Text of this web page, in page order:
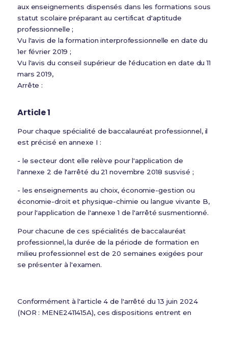
aux enseignements dispensés dans les formations sous
statut scolaire préparant au certificat d'aptitude
professionnelle ;
Vu l'avis de la formation interprofessionnelle en date du
1er février 2019 ;
Vu l'avis du conseil supérieur de l'éducation en date du 11
mars 2019,
Arrête :
Article 1
Pour chaque spécialité de baccalauréat professionnel, il
est précisé en annexe I :
- le secteur dont elle relève pour l'application de
l'annexe 2 de l'arrêté du 21 novembre 2018 susvisé ;
- les enseignements au choix, économie-gestion ou
économie-droit et physique-chimie ou langue vivante B,
pour l'application de l'annexe 1 de l'arrêté susmentionné.
Pour chacune de ces spécialités de baccalauréat
professionnel, la durée de la période de formation en
milieu professionnel est de 20 semaines exigées pour
se présenter à l'examen.
Conformément à l'article 4 de l'arrêté du 13 juin 2024
(NOR : MENE2411415A), ces dispositions entrent en